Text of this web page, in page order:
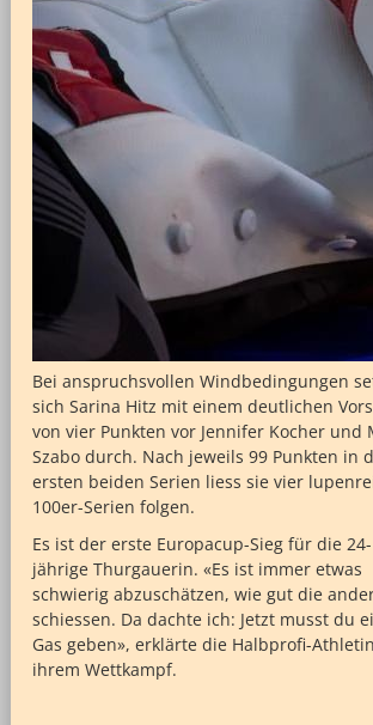
Bei anspruchsvollen Windbedingungen
sich Sarina Hitz mit einem deutlichen
von vier Punkten vor Jennifer Kocher und
Szabo durch. Nach jeweils 99 Punkten in
ersten beiden Serien liess sie vier
100er-Serien folgen.
Es ist der erste Europacup-Sieg für die 24-
jährige Thurgauerin. «Es ist immer etwas
schwierig abzuschätzen, wie gut die
schiessen. Da dachte ich: Jetzt musst du
Gas geben», erklärte die Halbprofi-
ihrem Wettkampf.